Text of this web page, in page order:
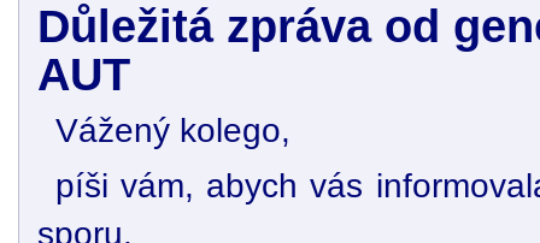
Důležitá zpráva od
AUT
Vážený kolego,
píši vám, abych vás
sporu.